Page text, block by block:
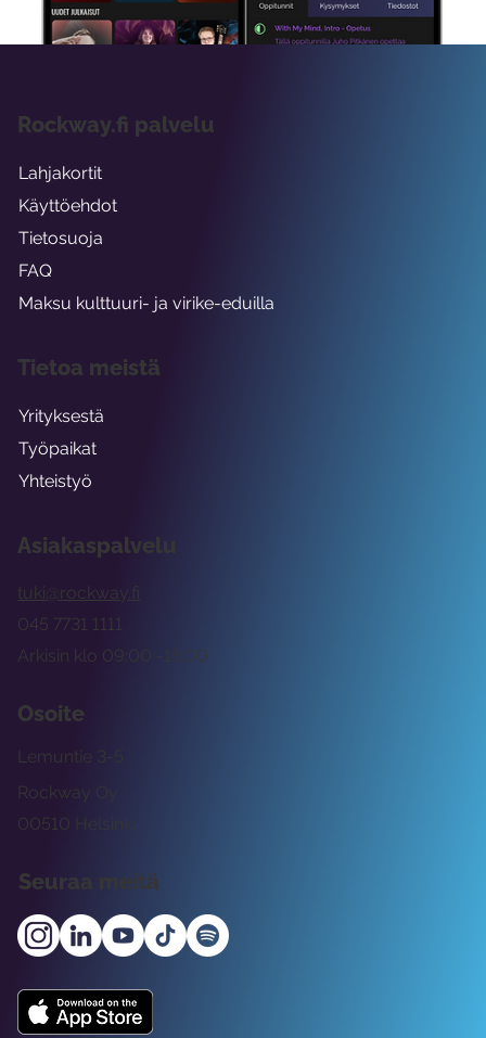
Asiakaspalvelu
tuki@rockway.fi
Arkisin klo 09:00 -15:00
045 7731 1111
Osoite
Rockway Oy
Lemuntie 3-5
00510 Helsinki
Seuraa meitä
Rockway.fi palvelu
Lahjakortit
Käyttöehdot
Tietosuoja
FAQ
Maksu kulttuuri- ja virike-eduilla
Tietoa meistä
Yrityksestä
Työpaikat
Yhteistyö